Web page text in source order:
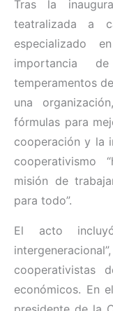
Tras la
teatralizada a
especializado
importancia
temperamentos
una
fórmulas para
cooperación y la
cooperativismo
misión de
para todo”.
El acto
cooperativistas
económicos. En